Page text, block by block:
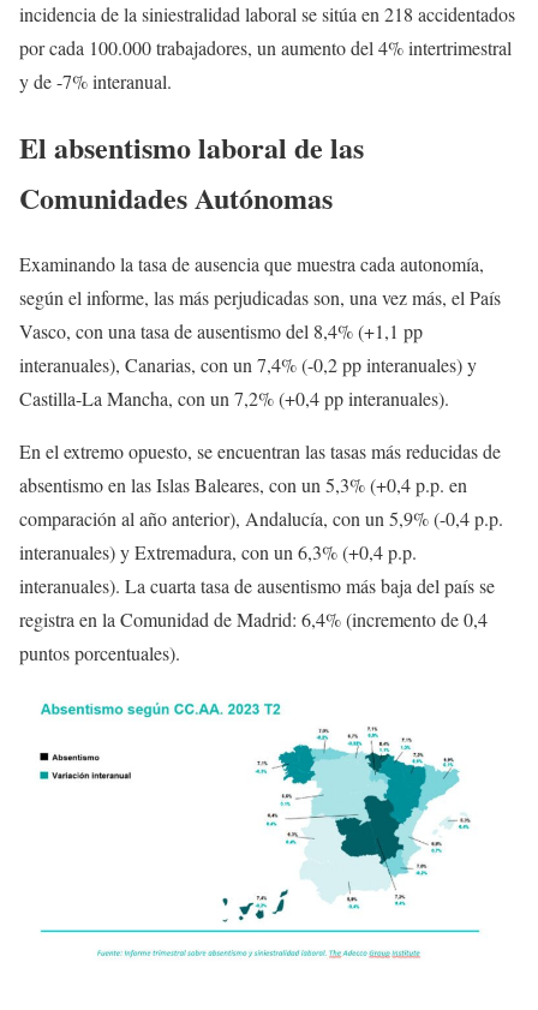
incidencia de la siniestralidad laboral se sitúa en 218 accidentados
por cada 100.000 trabajadores, un aumento del 4% intertrimestral
y de -7% interanual.
El absentismo laboral de las
Comunidades Autónomas
Examinando la tasa de ausencia que muestra cada autonomía,
según el informe, las más perjudicadas son, una vez más, el País
Vasco, con una tasa de ausentismo del 8,4% (+1,1 pp
interanuales), Canarias, con un 7,4% (-0,2 pp interanuales) y
Castilla-La Mancha, con un 7,2% (+0,4 pp interanuales).
En el extremo opuesto, se encuentran las tasas más reducidas de
absentismo en las Islas Baleares, con un 5,3% (+0,4 p.p. en
comparación al año anterior), Andalucía, con un 5,9% (-0,4 p.p.
interanuales) y Extremadura, con un 6,3% (+0,4 p.p.
interanuales). La cuarta tasa de ausentismo más baja del país se
registra en la Comunidad de Madrid: 6,4% (incremento de 0,4
puntos porcentuales).